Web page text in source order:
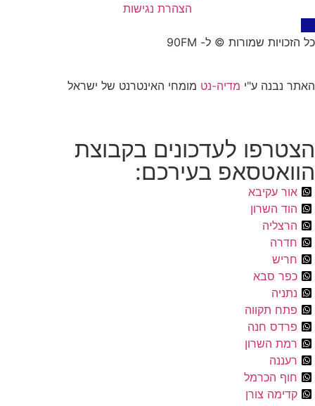
הצהרת נגישות
כל הזכויות שמורות © ל- 90FM
האתר נבנה ע"י מדיה-נט מומחי האינטרנט של ישראל
הצטרפו לעדכונים בקבוצת
הוואטסאפ בעירכם:
אור עקיבא
הוד השרון
הרצליה
חדרה
חריש
כפר סבא
נתניה
פתח תקווה
פרדס חנה
רמת השרון
רעננה
חוף הכרמל
קדימה צורן